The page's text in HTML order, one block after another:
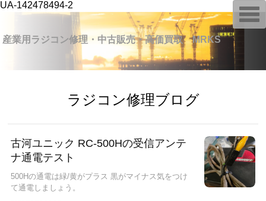
UA-142478494-2
産業用ラジコン修理・中古販売・高価買取 MRKS
ラジコン修理ブログ
古河ユニック RC-500Hの受信アンテ
ナ通電テスト
500Hの通電は緑/黄がプラス 黒がマイナス気をつけ
て通電しましょう。
T
o
g
a
i
o
n